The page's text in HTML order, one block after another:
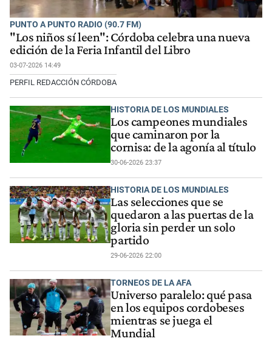
PUNTO A PUNTO RADIO (90.7 FM)
"Los niños sí leen": Córdoba celebra una nueva
edición de la Feria Infantil del Libro
03-07-2026 14:49
PERFIL REDACCIÓN CÓRDOBA
HISTORIA DE LOS MUNDIALES
Los campeones mundiales
que caminaron por la
cornisa: de la agonía al título
30-06-2026 23:37
HISTORIA DE LOS MUNDIALES
Las selecciones que se
quedaron a las puertas de la
gloria sin perder un solo
partido
29-06-2026 22:00
TORNEOS DE LA AFA
Universo paralelo: qué pasa
en los equipos cordobeses
mientras se juega el
Mundial